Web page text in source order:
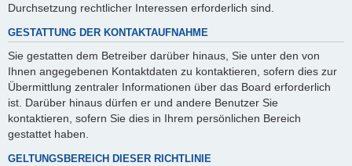
Durchsetzung rechtlicher Interessen erforderlich sind.
GESTATTUNG DER KONTAKTAUFNAHME
Sie gestatten dem Betreiber darüber hinaus, Sie unter den von
Ihnen angegebenen Kontaktdaten zu kontaktieren, sofern dies zur
Übermittlung zentraler Informationen über das Board erforderlich
ist. Darüber hinaus dürfen er und andere Benutzer Sie
kontaktieren, sofern Sie dies in Ihrem persönlichen Bereich
gestattet haben.
GELTUNGSBEREICH DIESER RICHTLINIE